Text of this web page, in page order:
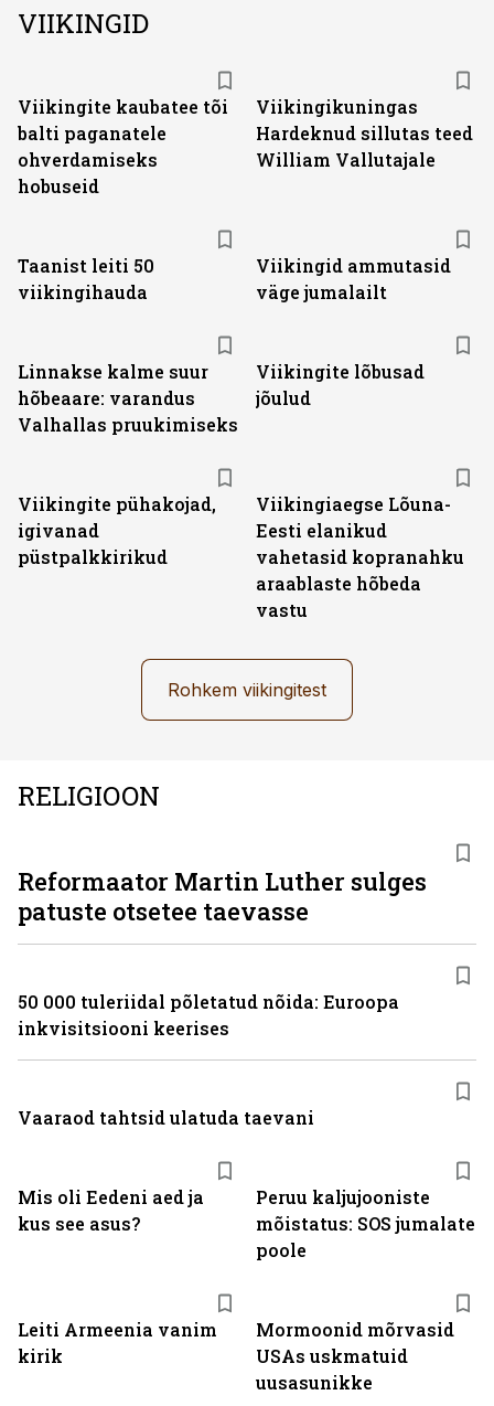
VIIKINGID
Viikingite kaubatee tõi
balti paganatele
ohverdamiseks
hobuseid
Viikingikuningas
Hardeknud sillutas teed
William Vallutajale
Taanist leiti 50
viikingihauda
Viikingid ammutasid
väge jumalailt
Linnakse kalme suur
hõbeaare: varandus
Valhallas pruukimiseks
Viikingite lõbusad
jõulud
Viikingite pühakojad,
igivanad
püstpalkkirikud
Viikingiaegse Lõuna-
Eesti elanikud
vahetasid kopranahku
araablaste hõbeda
vastu
Rohkem viikingitest
RELIGIOON
Mis oli Eedeni aed ja
kus see asus?
Peruu kaljujooniste
mõistatus: SOS jumalate
poole
Leiti Armeenia vanim
kirik
Mormoonid mõrvasid
USAs uskmatuid
uusasunikke
Reformaator Martin Luther sulges
patuste otsetee taevasse
50 000 tuleriidal põletatud nõida: Euroopa
inkvisitsiooni keerises
Vaaraod tahtsid ulatuda taevani